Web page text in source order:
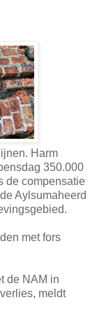
Harm
350.000
de compensatie
Aylsumaheerd
met fors
de NAM in
meldt